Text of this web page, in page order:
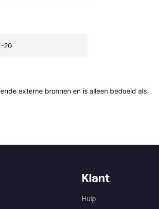
20
externe bronnen en is alleen bedoeld als
Klant
Hulp